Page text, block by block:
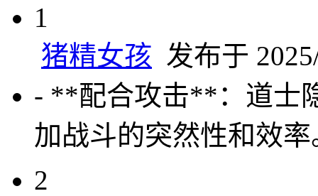
1
猪精女孩 发布于
- **配合攻击**：道士
加战斗的突然性和效率
2